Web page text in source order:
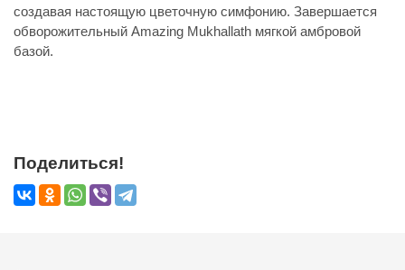
создавая настоящую цветочную симфонию. Завершается
обворожительный Amazing Mukhallath мягкой амбровой
базой.
Поделиться!